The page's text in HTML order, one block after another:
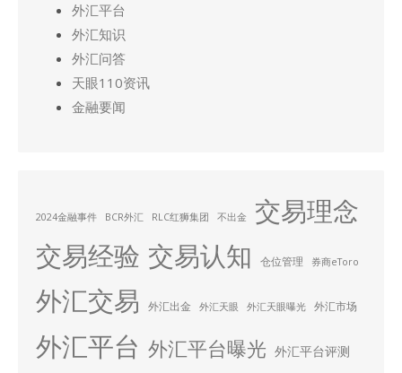
外汇平台
外汇知识
外汇问答
天眼110资讯
金融要闻
2024金融事件 BCR外汇 RLC红狮集团 不出金
交易理念
交易经验 交易认知 仓位管理 券商eToro
外汇交易 外汇出金 外汇天眼 外汇天眼曝光 外汇市场
外汇平台 外汇平台曝光 外汇平台评测